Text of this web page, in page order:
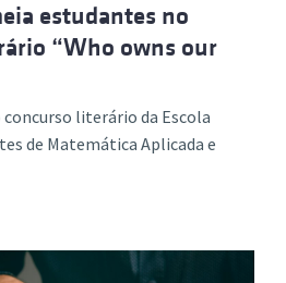
estudantes no
“Who owns our
literário da Escola
de Matemática Aplicada e